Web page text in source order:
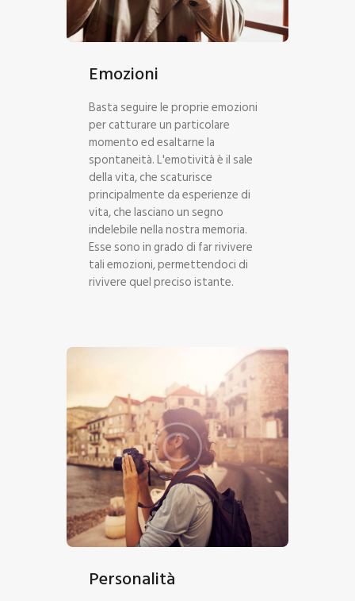
Emozioni
Basta seguire le proprie emozioni
per catturare un particolare
momento ed esaltarne la
spontaneità. L'emotività è il sale
della vita, che scaturisce
principalmente da esperienze di
vita, che lasciano un segno
indelebile nella nostra memoria.
Esse sono in grado di far rivivere
tali emozioni, permettendoci di
rivivere quel preciso istante.
Personalità